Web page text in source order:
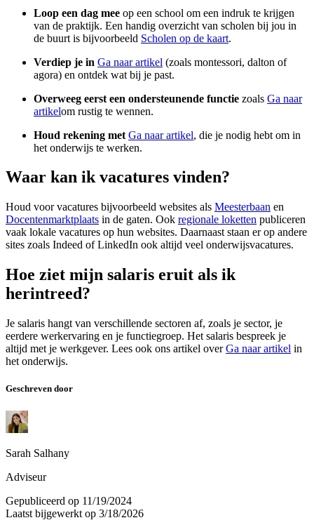
Loop een dag mee op een school om een indruk te krijgen
van de praktijk. Een handig overzicht van scholen bij jou in
de buurt is bijvoorbeeld Scholen op de kaart.
Verdiep je in Ga naar artikel (zoals montessori, dalton of
agora) en ontdek wat bij je past.
Overweeg eerst een ondersteunende functie zoals Ga naar
artikelom rustig te wennen.
Houd rekening met Ga naar artikel, die je nodig hebt om in
het onderwijs te werken.
Waar kan ik vacatures vinden?
Houd voor vacatures bijvoorbeeld websites als Meesterbaan en
Docentenmarktplaats in de gaten. Ook regionale loketten publiceren
vaak lokale vacatures op hun websites. Daarnaast staan er op andere
sites zoals Indeed of LinkedIn ook altijd veel onderwijsvacatures.
Hoe ziet mijn salaris eruit als ik
herintreed?
Je salaris hangt van verschillende sectoren af, zoals je sector, je
eerdere werkervaring en je functiegroep. Het salaris bespreek je
altijd met je werkgever. Lees ook ons artikel overGa naar artikel in
het onderwijs.
Geschreven door
Sarah Salhany
Adviseur
Gepubliceerd op 11/19/2024
Laatst bijgewerkt op 3/18/2026